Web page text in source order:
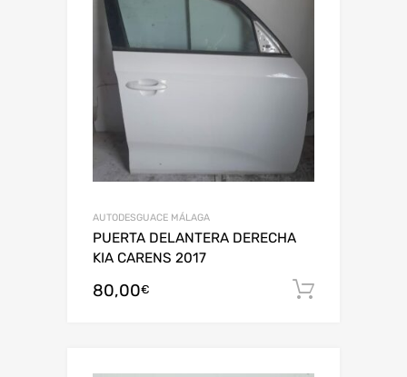
AUTODESGUACE MÁLAGA
PUERTA DELANTERA DERECHA
KIA CARENS 2017
80,00€